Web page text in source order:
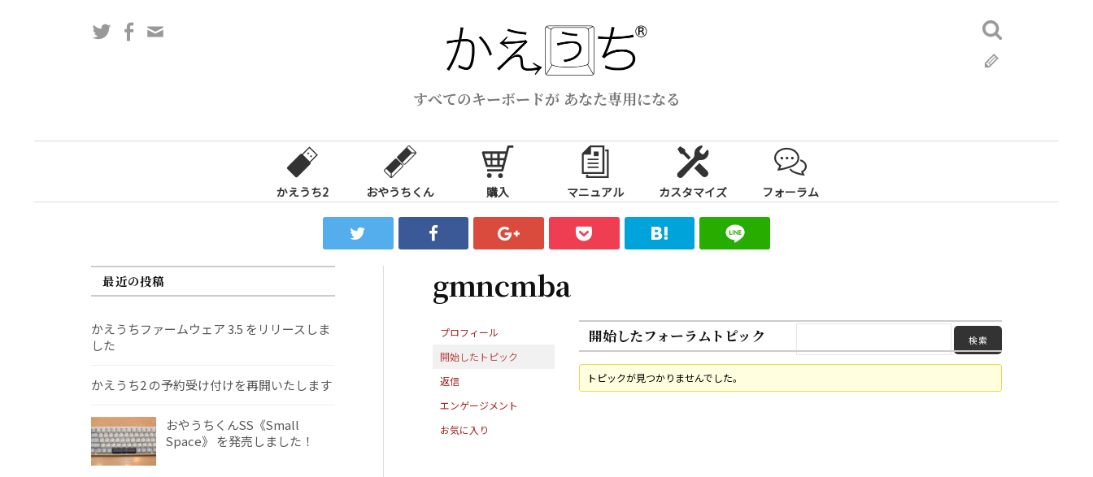
ス
すべてのキーボードが あなた専用になる
TwitterFacebook
検
索:
かえうち2 おやうちくん 購入 マニュアル カスタマイズ フォーラム
gmncmba
プロフィール
開始したトピック
返信
エンゲージメント
お気に入り
開始したフォーラムトピック
トピックが見つかりませんでした。
最近の投稿
かえうちファームウェア 3.5 をリリースしま
した
かえうち2 の予約受け付けを再開いたします
おやうちくんSS《Small
Space》 を発売しました！